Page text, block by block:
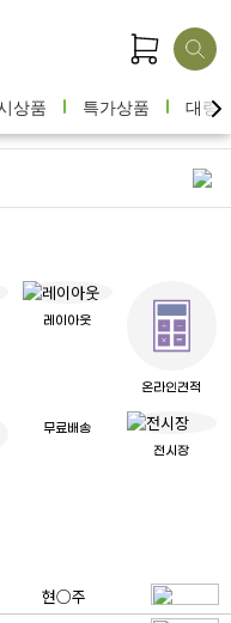
상품 특가상품 대량
이트프레..
(23T각상판/..
레이아웃
온라인견적
무료배송
전시장
현○주